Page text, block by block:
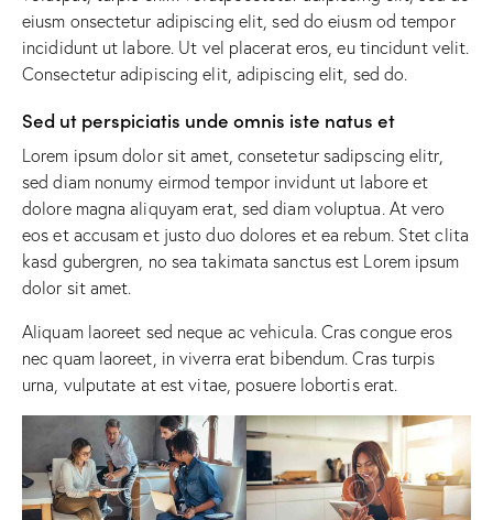
eiusm onsectetur adipiscing elit, sed do eiusm od tempor
incididunt ut labore. Ut vel placerat eros, eu tincidunt velit.
Consectetur adipiscing elit, adipiscing elit, sed do.
Sed ut perspiciatis unde omnis iste natus et
Lorem ipsum dolor sit amet, consetetur sadipscing elitr,
sed diam nonumy eirmod tempor invidunt ut labore et
dolore magna aliquyam erat, sed diam voluptua. At vero
eos et accusam et justo duo dolores et ea rebum. Stet clita
kasd gubergren, no sea takimata sanctus est Lorem ipsum
dolor sit amet.
Aliquam laoreet sed neque ac vehicula. Cras congue eros
nec quam laoreet, in viverra erat bibendum. Cras turpis
urna, vulputate at est vitae, posuere lobortis erat.